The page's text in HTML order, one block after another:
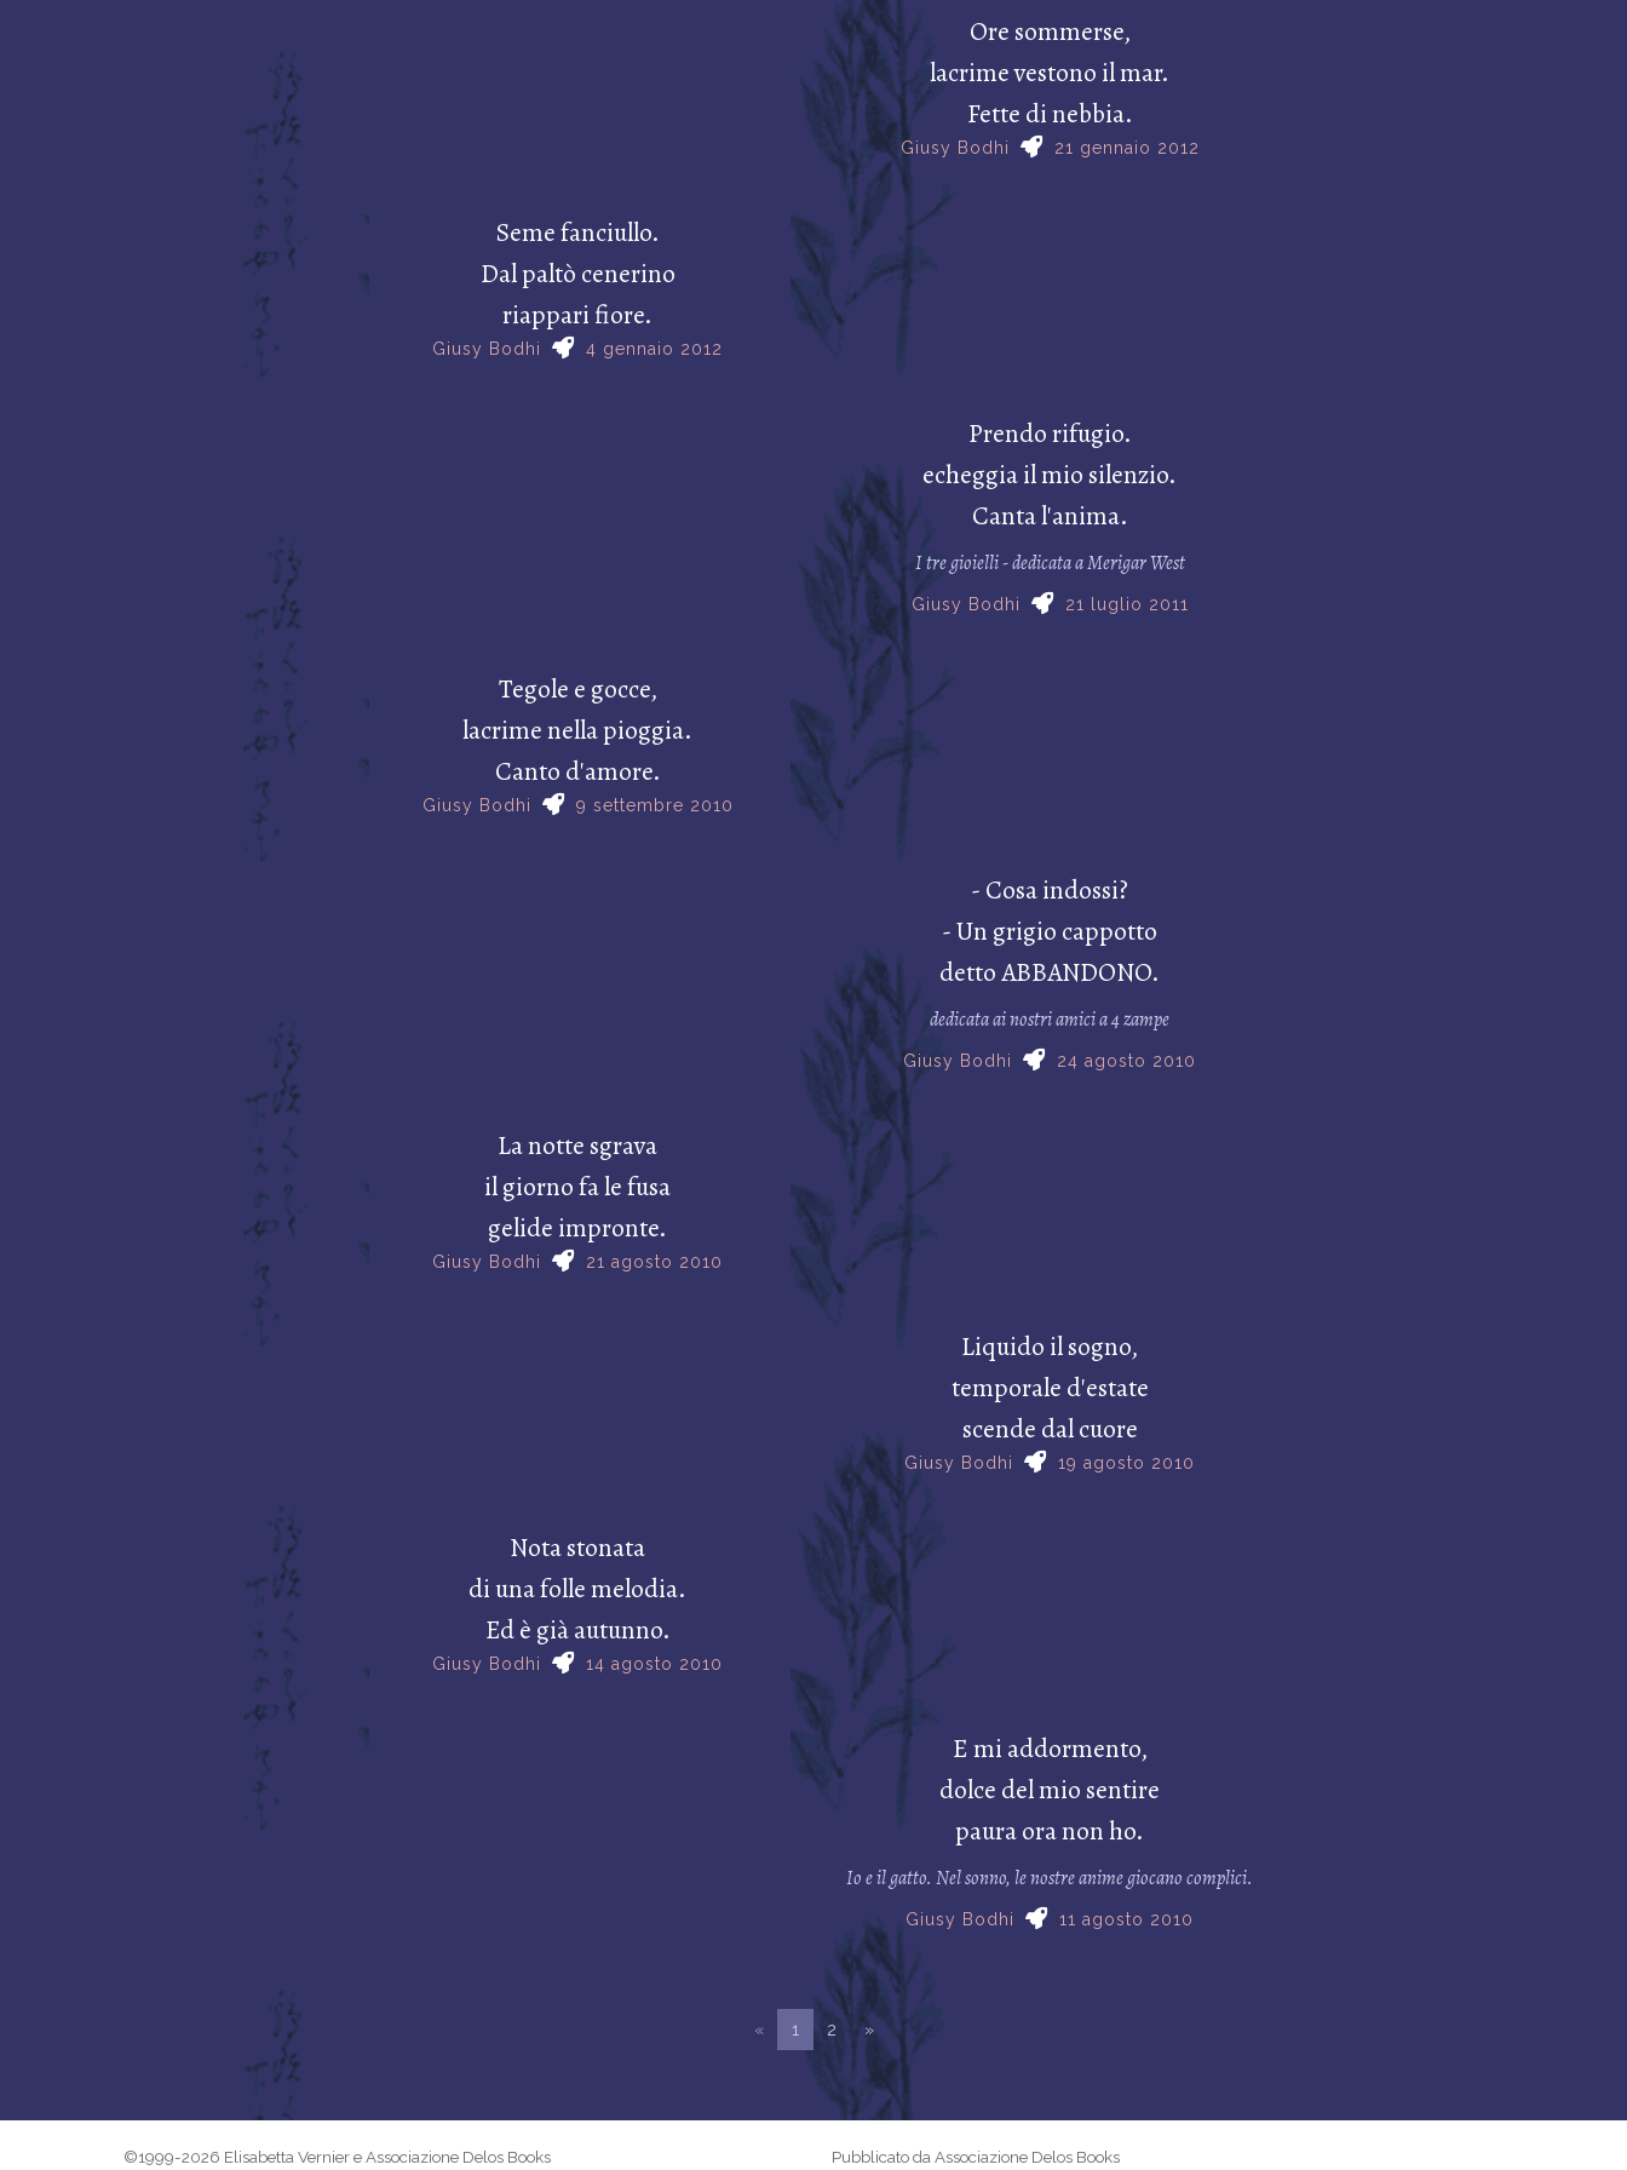
Ore sommerse,
lacrime vestono il mar.
Fette di nebbia.
Giusy Bodhi 21 gennaio 2012
Seme fanciullo.
Dal paltò cenerino
riappari fiore.
Giusy Bodhi 4 gennaio 2012
Prendo rifugio.
echeggia il mio silenzio.
Canta l'anima.
I tre gioielli - dedicata a Merigar West
Giusy Bodhi 21 luglio 2011
Tegole e gocce,
lacrime nella pioggia.
Canto d'amore.
Giusy Bodhi 9 settembre 2010
- Cosa indossi?
- Un grigio cappotto
detto ABBANDONO.
dedicata ai nostri amici a 4 zampe
Giusy Bodhi 24 agosto 2010
La notte sgrava
il giorno fa le fusa
gelide impronte.
Giusy Bodhi 21 agosto 2010
Liquido il sogno,
temporale d'estate
scende dal cuore
Giusy Bodhi 19 agosto 2010
Nota stonata
di una folle melodia.
Ed è già autunno.
Giusy Bodhi 14 agosto 2010
E mi addormento,
dolce del mio sentire
paura ora non ho.
Io e il gatto. Nel sonno, le nostre anime giocano complici.
Giusy Bodhi 11 agosto 2010
« 1 2 »
©1999-2026 Elisabetta Vernier e Associazione Delos Books Pubblicato da Associazione Delos Books